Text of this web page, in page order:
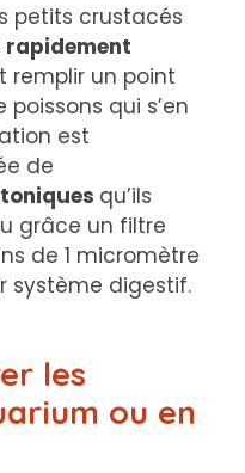
petits crustacés
remplir un point
qui s’en
est
de
qu’ils
grâce un filtre
de 1 micromètre
système digestif.
les
ou en